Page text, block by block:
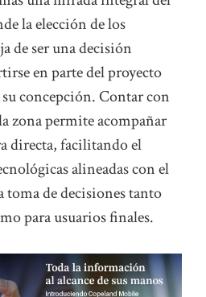
la elección de los
de ser una decisión
en parte del proyecto
concepción. Contar con
zona permite acompañar
directa, facilitando el
alineadas con el
de decisiones tanto
para usuarios finales.